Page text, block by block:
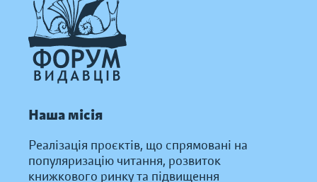
Наша місія
Реалізація проєктів, що спрямовані на
популяризацію читання, розвиток
книжкового ринку та підвищення